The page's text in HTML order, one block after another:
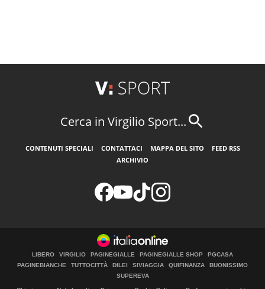
Cerca in Virgilio Sport...
CONTENUTI SPECIALI CONTATTACI MAPPA DEL SITO
FEED RSS
ARCHIVIO
LIBERO VIRGILIO PAGINEGIALLE PAGINEGIALLE SHOP
PGCASA
PAGINEBIANCHE
TUTTOCITTÀ DILEI SIVIAGGIA QUIFINANZA
BUONISSIMO
SUPEREVA